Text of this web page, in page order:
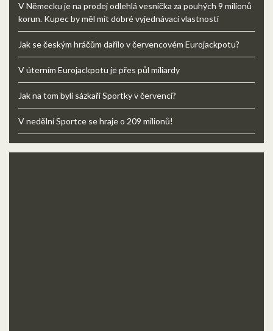
V Německu je na prodej odlehlá vesnička za pouhých 9 milionů
korun. Kupec by měl mít dobré vyjednávací vlastnosti
Jak se českým hráčům dařilo v červencovém Eurojackpotu?
V úterním Eurojackpotu je přes půl miliardy
Jak na tom byli sázkaři Sportky v červenci?
V nedělní Sportce se hraje o 209 milionů!